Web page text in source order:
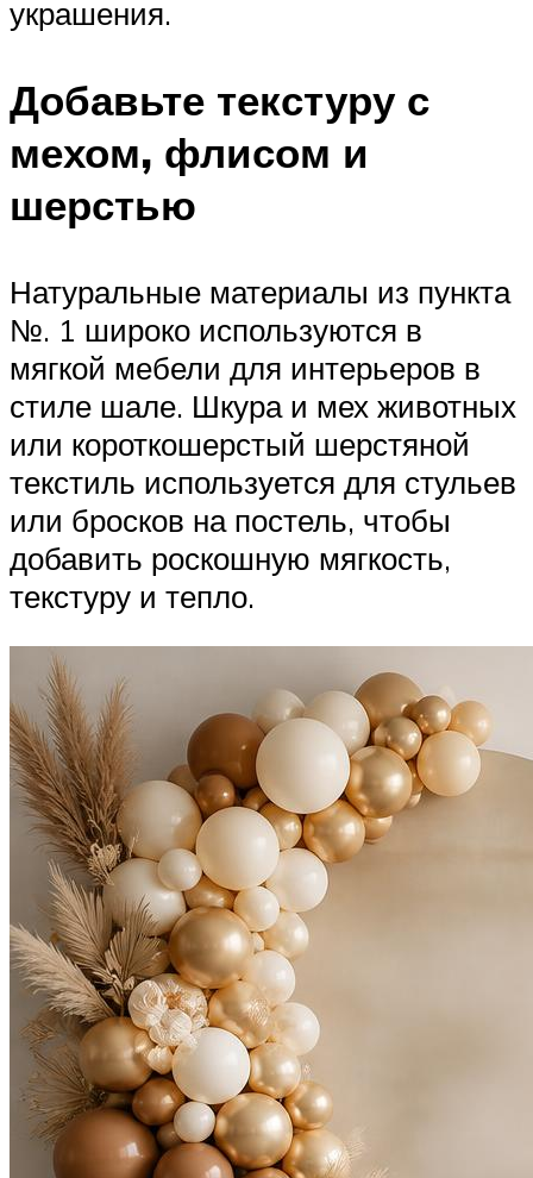
украшения.
Добавьте текстуру с
мехом, флисом и
шерстью
Натуральные материалы из пункта
№. 1 широко используются в
мягкой мебели для интерьеров в
стиле шале. Шкура и мех животных
или короткошерстый шерстяной
текстиль используется для стульев
или бросков на постель, чтобы
добавить роскошную мягкость,
текстуру и тепло.